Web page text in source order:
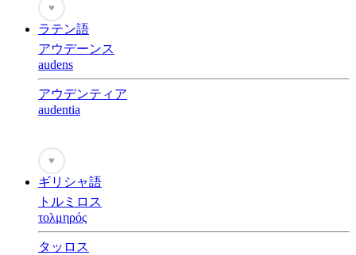
♥
ラテン語
アウデーンス
audens
アウデンティア
audentia
♥
ギリシャ語
トルミロス
τολμηρός
タッロス